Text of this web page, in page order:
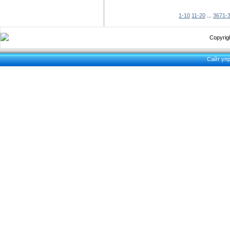
1-10 11-20 3671-
Сайт